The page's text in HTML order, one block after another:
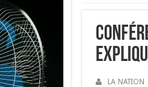
LA NATION